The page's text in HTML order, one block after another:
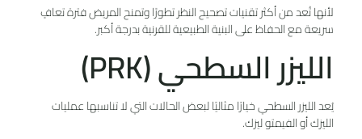
لأنها تُعد من أكثر تقنيات تصحيح النظر تطورًا وتمنح المريض فترة تعافٍ
سريعة مع الحفاظ على البنية الطبيعية للقرنية بدرجة أكبر.
الليزر السطحي (PRK)
يُعد الليزر السطحي خيارًا مثاليًا لبعض الحالات التي لا تناسبها عمليات
الليزك أو الفيمتو ليزك.